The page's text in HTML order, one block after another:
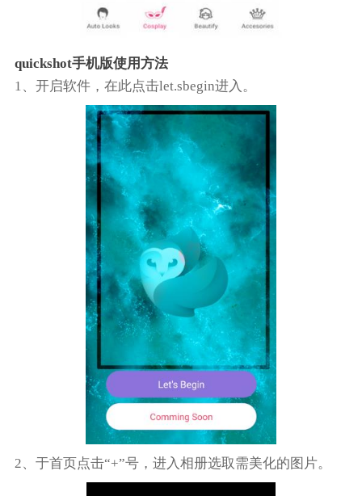
quickshot手机版使用方法
1、开启软件，在此点击let.sbegin进入。
2、于首页点击“+”号，进入相册选取需美化的图片。